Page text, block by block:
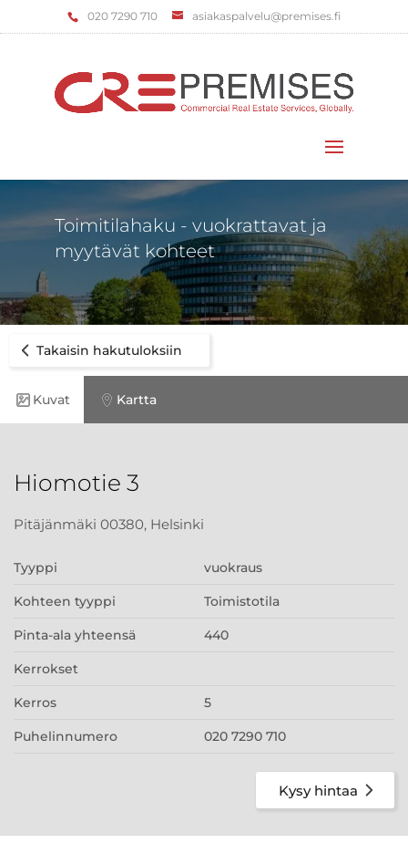
‌020 7290 710 asiakaspalvelu@premises.fi
Toimitilahaku - vuokrattavat ja
myytävät kohteet
Takaisin hakutuloksiin
Kuvat Kartta
Hiomotie 3
Pitäjänmäki 00380, Helsinki
Tyyppi vuokraus
Kohteen tyyppi Toimistotila
Pinta-ala yhteensä 440
Kerrokset
Kerros 5
Puhelinnumero 020 7290 710
Kysy hintaa